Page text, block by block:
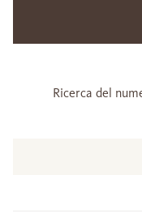
Ricerca del